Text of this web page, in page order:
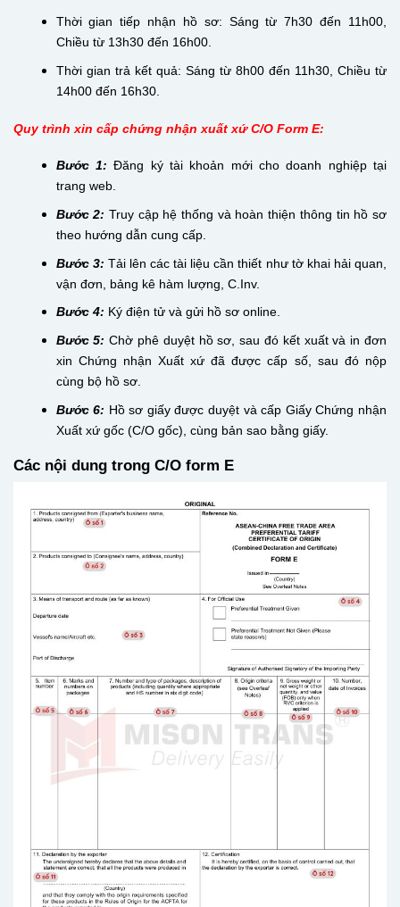
Thời gian tiếp nhận hồ sơ: Sáng từ 7h30 đến 11h00,
Chiều từ 13h30 đến 16h00.
Thời gian trả kết quả: Sáng từ 8h00 đến 11h30, Chiều từ
14h00 đến 16h30.
Quy trình xin cấp chứng nhận xuất xứ C/O Form E:
Bước 1: Đăng ký tài khoản mới cho doanh nghiệp tại
trang web.
Bước 2: Truy cập hệ thống và hoàn thiện thông tin hồ sơ
theo hướng dẫn cung cấp.
Bước 3: Tải lên các tài liệu cần thiết như tờ khai hải quan,
vận đơn, bảng kê hàm lượng, C.Inv.
Bước 4: Ký điện tử và gửi hồ sơ online.
Bước 5: Chờ phê duyệt hồ sơ, sau đó kết xuất và in đơn
xin Chứng nhận Xuất xứ đã được cấp số, sau đó nộp
cùng bộ hồ sơ.
Bước 6: Hồ sơ giấy được duyệt và cấp Giấy Chứng nhận
Xuất xứ gốc (C/O gốc), cùng bản sao bằng giấy.
Các nội dung trong C/O form E